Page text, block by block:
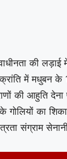
की लड़ाई
में मधुबन के
की आहुति
के गोलियों का
संग्राम